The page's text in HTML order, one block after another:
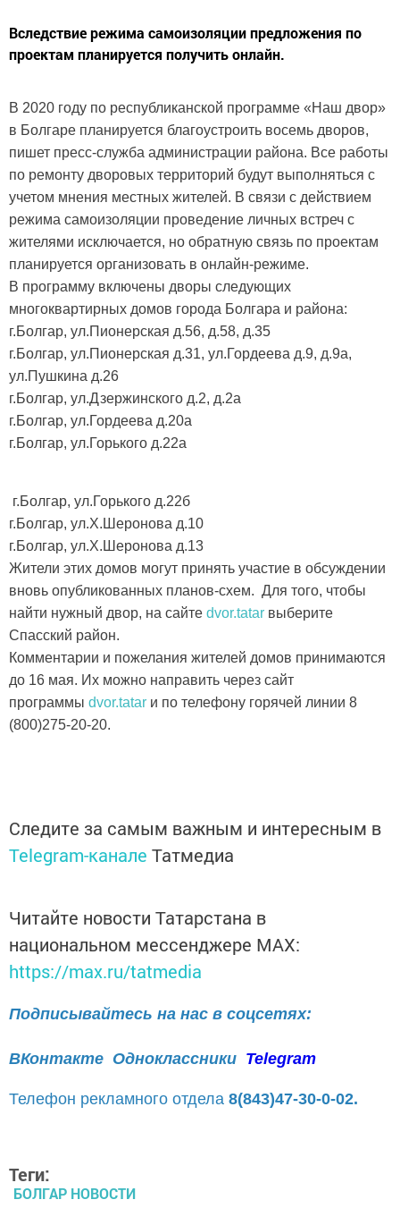
Вследствие режима самоизоляции предложения по
проектам планируется получить онлайн.
В 2020 году по республиканской программе «Наш двор»
в Болгаре планируется благоустроить восемь дворов,
пишет пресс-служба администрации района. Все работы
по ремонту дворовых территорий будут выполняться с
учетом мнения местных жителей. В связи с действием
режима самоизоляции проведение личных встреч с
жителями исключается, но обратную связь по проектам
планируется организовать в онлайн-режиме.
В программу включены дворы следующих
многоквартирных домов города Болгара и района:
г.Болгар, ул.Пионерская д.56, д.58, д.35
г.Болгар, ул.Пионерская д.31, ул.Гордеева д.9, д.9а,
ул.Пушкина д.26
г.Болгар, ул.Дзержинского д.2, д.2а
г.Болгар, ул.Гордеева д.20а
г.Болгар, ул.Горького д.22а
г.Болгар, ул.Горького д.22б
г.Болгар, ул.Х.Шеронова д.10
г.Болгар, ул.Х.Шеронова д.13
Жители этих домов могут принять участие в обсуждении
вновь опубликованных планов-схем. Для того, чтобы
найти нужный двор, на сайте dvor.tatar выберите
Спасский район.
Комментарии и пожелания жителей домов принимаются
до 16 мая. Их можно направить через сайт
программы dvor.tatar и по телефону горячей линии 8
(800)275-20-20.
Следите за самым важным и интересным в
Telegram-канале Татмедиа
Читайте новости Татарстана в
национальном мессенджере MАХ:
https://max.ru/tatmedia
Подписывайтесь на нас в соцсетях:
ВКонтакте Одноклассники Telegram
Телефон рекламного отдела 8(843)47-30-0-02.
Теги:
БОЛГАР НОВОСТИ